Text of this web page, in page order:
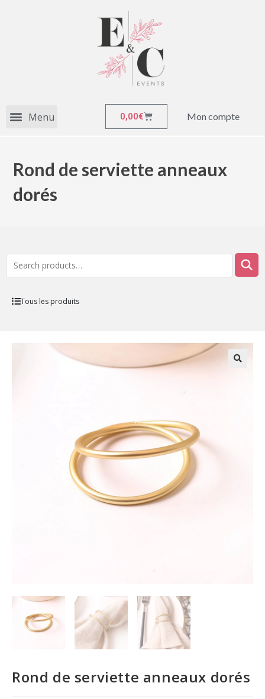
0,00€ Mon compte
Rond de serviette anneaux
dorés
Tous les produits
Rond de serviette anneaux dorés